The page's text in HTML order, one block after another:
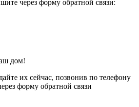
через форму обратной связи:
дом!
их сейчас, позвонив по телефону
форму обратной связи